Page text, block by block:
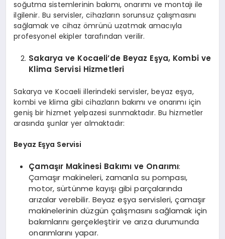
soğutma sistemlerinin bakımı, onarımı ve montajı ile
ilgilenir. Bu servisler, cihazların sorunsuz çalışmasını
sağlamak ve cihaz ömrünü uzatmak amacıyla
profesyonel ekipler tarafından verilir.
Sakarya ve Kocaeli’de Beyaz Eşya, Kombi ve
Klima Servisi Hizmetleri
Sakarya ve Kocaeli illerindeki servisler, beyaz eşya,
kombi ve klima gibi cihazların bakımı ve onarımı için
geniş bir hizmet yelpazesi sunmaktadır. Bu hizmetler
arasında şunlar yer almaktadır:
Beyaz Eşya Servisi
Çamaşır Makinesi Bakımı ve Onarımı:
Çamaşır makineleri, zamanla su pompası,
motor, sürtünme kayışı gibi parçalarında
arızalar verebilir. Beyaz eşya servisleri, çamaşır
makinelerinin düzgün çalışmasını sağlamak için
bakımlarını gerçekleştirir ve arıza durumunda
onarımlarını yapar.